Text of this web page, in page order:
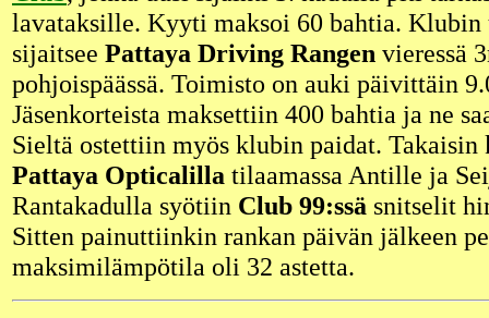
lavataksille. Kyyti maksoi 60 bahtia.
sijaitsee Pattaya Driving Rangen vieressä
pohjoispäässä. Toimisto on auki päivittäin
Jäsenkorteista maksettiin 400 bahtia ja ne
Sieltä ostettiin myös klubin paidat.
Pattaya Opticalilla tilaamassa Antille ja
Rantakadulla syötiin Club 99:ssä snitselit
Sitten painuttiinkin rankan päivän jälkeen
maksimilämpötila oli 32 astetta.